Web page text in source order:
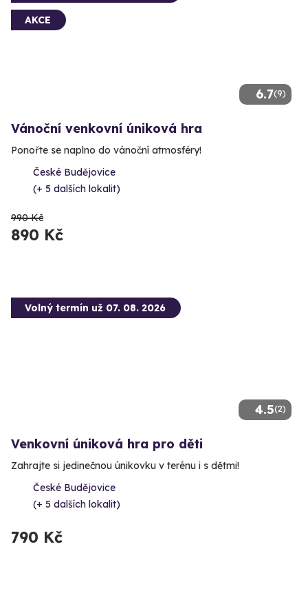
6.7(9)
AKCE
Vánoční venkovní úniková hra
Ponořte se naplno do vánoční atmosféry!
České Budějovice
(+ 5 dalších lokalit)
990 Kč
890 Kč
4.5(2)
Volný termín už 07. 08. 2026
Venkovní úniková hra pro děti
Zahrajte si jedinečnou únikovku v terénu i s dětmi!
České Budějovice
(+ 5 dalších lokalit)
790 Kč